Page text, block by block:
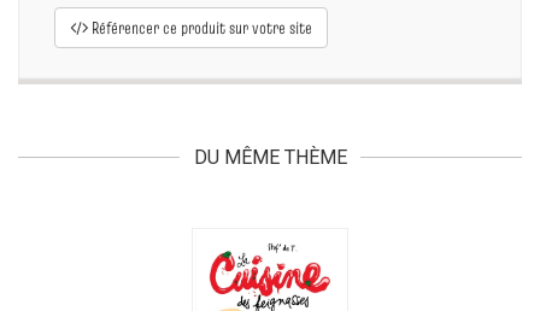
Référencer ce produit sur votre site
DU MÊME THÈME